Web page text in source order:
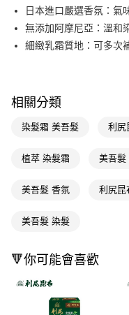
Google Pay
AFTEE先享後付
便利好安心！
２．便利：只要手機號碼，簡
【「AFTEE先享後付」結帳
結帳頁面，進行簡訊認證並
ATM／網路銀行／等多元方
購買商品的店家。未經商家
後付繳納相關費用。
是否繳費成功／繳費後需取消
客戶支援中心」https://
每筆NT$65，滿NT$390(
付款後全家取貨
每筆NT$65，滿NT$490(
每筆NT$65，滿NT$490(
日本進口嚴選香氛：氣
無添加阿摩尼亞：溫和
細緻乳霜質地：可多次
相關分類
染髮霜 美吾髮 利尻
植萃 染髮霜 美吾髮
美吾髮 香氛 利尻昆
美吾髮 染髮
🔻你可能會喜歡